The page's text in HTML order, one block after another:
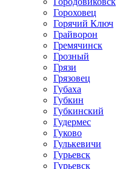
Гороховец
Горячий Ключ
Грайворон
Гремячинск
Грозный
Грязи
Грязовец
Губаха
Губкин
Губкинский
Гудермес
Гуково
Гулькевичи
Гурьевск
Гурьевск